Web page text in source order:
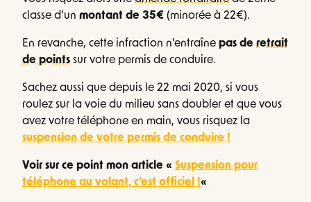
classe d’un montant de 35€ (minorée à 22€).
En revanche, cette infraction n’entraîne pas de retrait
de points sur votre permis de conduire.
Sachez aussi que depuis le 22 mai 2020, si vous
roulez sur la voie du milieu sans doubler et que vous
avez votre téléphone en main, vous risquez la
suspension de votre permis de conduire !
Voir sur ce point mon article « Suspension pour
téléphone au volant, c’est officiel !«